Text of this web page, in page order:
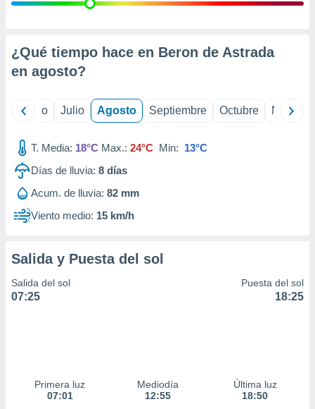
e
mediante
de
1199
¿Qué tiempo hace en Beron de Astrada
en agosto?
Junio Julio Agosto Septiembre Octubre
T. Media: 18°C Max.: 24°C Min: 13°C
Días de lluvia: 8 días
Acum. de lluvia: 82 mm
Viento medio: 15 km/h
Salida y Puesta del sol
Salida del sol
07:25
Puesta del sol
18:25
Primera luz
07:01
Mediodía
12:55
Última luz
18:50